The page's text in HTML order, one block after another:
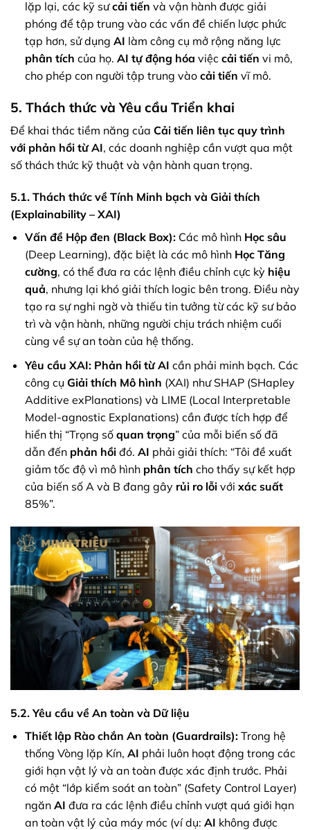
lặp lại, các kỹ sưcải tiến và vận hành được giải
phóng để tập trung vào các vấn đề chiến lược phức
tạp hơn, sử dụng AI làm công cụ mở rộng năng lực
phân tích của họ. AI tự động hóa việc cải tiến vi mô,
cho phép con người tập trung vào cải tiến vĩ mô.
5. Thách thức và Yêu cầu Triển khai
Để khai thác tiềm năng của Cải tiến liên tục quy trình
với phản hồi từ AI, các doanh nghiệp cần vượt qua một
số thách thức kỹ thuật và vận hành quan trọng.
5.1. Thách thức về Tính Minh bạch và Giải thích
(Explainability – XAI)
Vấn đề Hộp đen (Black Box):Các mô hình Học sâu
(Deep Learning), đặc biệt là các mô hình Học Tăng
cường, có thể đưa ra các lệnh điều chỉnh cực kỳ hiệu
quả, nhưng lại khó giải thích logic bên trong. Điều này
tạo ra sự nghi ngờ và thiếu tin tưởng từ các kỹ sư bảo
trì và vận hành, những người chịu trách nhiệm cuối
cùng về sự an toàn của hệ thống.
Yêu cầu XAI: Phản hồi từ AI cần phải minh bạch. Các
công cụ Giải thích Mô hình (XAI) như SHAP (SHapley
Additive exPlanations) và LIME (Local Interpretable
Model-agnostic Explanations) cần được tích hợp để
hiển thị “Trọng số quan trọng” của mỗi biến số đã
dẫn đến phản hồiđó. AI phải giải thích: “Tôi đề xuất
giảm tốc độ vì mô hình phân tích cho thấy sự kết hợp
của biến số A và B đang gây rủi ro lỗivới xác suất
85%”.
5.2. Yêu cầu về An toàn và Dữ liệu
Thiết lập Rào chắn An toàn (Guardrails):Trong hệ
thống Vòng lặp Kín, AI phải luôn hoạt động trong các
giới hạn vật lý và an toàn được xác định trước. Phải
có một “lớp kiểm soát an toàn” (Safety Control Layer)
ngăn AI đưa ra các lệnh điều chỉnh vượt quá giới hạn
an toàn vật lý của máy móc (ví dụ: AI không được